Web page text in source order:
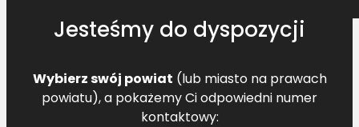
Jesteśmy do dyspozycji
Wybierz swój powiat (lub miasto na prawach
powiatu), a pokażemy Ci odpowiedni numer
kontaktowy: